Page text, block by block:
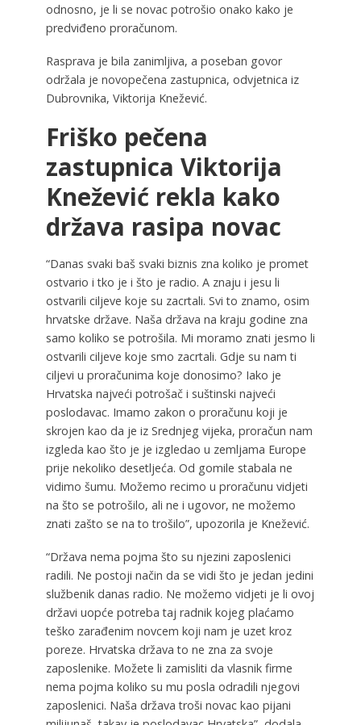
odnosno, je li se novac potrošio onako kako je
predviđeno proračunom.
Rasprava je bila zanimljiva, a poseban govor
održala je novopečena zastupnica, odvjetnica iz
Dubrovnika, Viktorija Knežević.
Friško pečena
zastupnica Viktorija
Knežević rekla kako
država rasipa novac
“Danas svaki baš svaki biznis zna koliko je promet
ostvario i tko je i što je radio. A znaju i jesu li
ostvarili ciljeve koje su zacrtali. Svi to znamo, osim
hrvatske države. Naša država na kraju godine zna
samo koliko se potrošila. Mi moramo znati jesmo li
ostvarili ciljeve koje smo zacrtali. Gdje su nam ti
ciljevi u proračunima koje donosimo? Iako je
Hrvatska najveći potrošač i suštinski najveći
poslodavac. Imamo zakon o proračunu koji je
skrojen kao da je iz Srednjeg vijeka, proračun nam
izgleda kao što je je izgledao u zemljama Europe
prije nekoliko desetljeća. Od gomile stabala ne
vidimo šumu. Možemo recimo u proračunu vidjeti
na što se potrošilo, ali ne i ugovor, ne možemo
znati zašto se na to trošilo”, upozorila je Knežević.
“Država nema pojma što su njezini zaposlenici
radili. Ne postoji način da se vidi što je jedan jedini
službenik danas radio. Ne možemo vidjeti je li ovoj
državi uopće potreba taj radnik kojeg plaćamo
teško zarađenim novcem koji nam je uzet kroz
poreze. Hrvatska država to ne zna za svoje
zaposlenike. Možete li zamisliti da vlasnik firme
nema pojma koliko su mu posla odradili njegovi
zaposlenici. Naša država troši novac kao pijani